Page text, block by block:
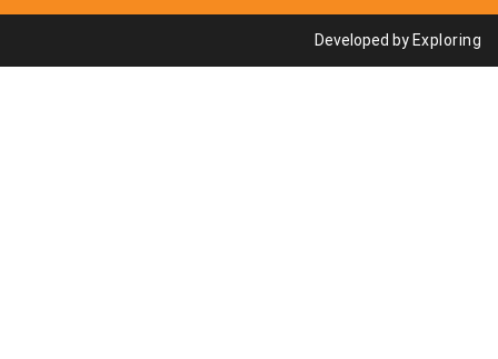
Developed by Exploring